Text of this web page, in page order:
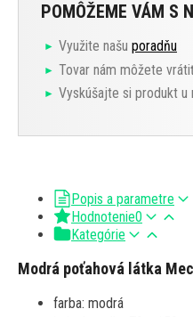
POMÔŽEME VÁM S
Využite našu poradňu
Tovar nám môžete
Vyskúšajte si produkt u
Popis a parametre
Hodnotenie0
Kategórie
Modrá poťahová látka
farba: modrá